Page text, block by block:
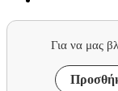
Για να μας